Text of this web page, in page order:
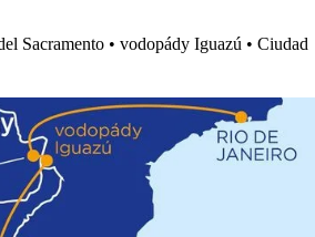
Sacramento • vodopády Iguazú • Ciudad